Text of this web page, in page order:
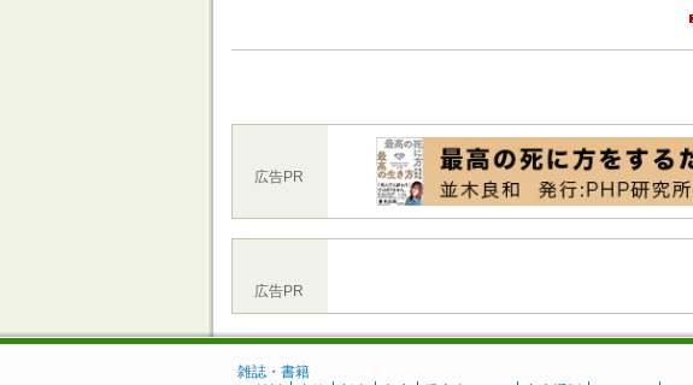
広告PR
広告PR
雑誌・書籍